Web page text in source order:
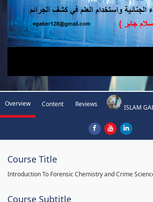
Overview Content Reviews ISLAM
Course Title
Introduction To Forensic Chemistry and Crime
Course Subtitle